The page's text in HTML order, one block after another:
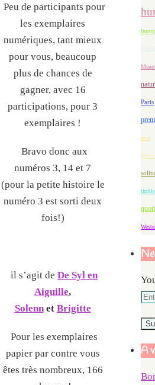
Peu de participants pour
les exemplaires
numériques, tant mieux
pour vous, beaucoup
plus de chances de
gagner, avec 16
participations, pour 3
exemplaires !
Bravo donc aux
numéros 3, 14 et 7
(pour la petite histoire le
numéro 3 est sorti deux
fois!)
il s’agit de De Syl en
Aiguille,
Solennet Brigitte
Pour les exemplaires
papier par contre vous
êtes très nombreux, 166
Paris
rêve
A